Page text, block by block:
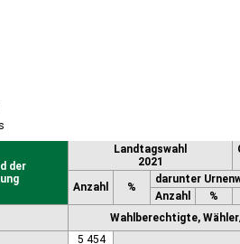
der
Landtagswahl
2021
Anzahl %
darunter
Anzahl
%
Wahlberechtigte,
5 454